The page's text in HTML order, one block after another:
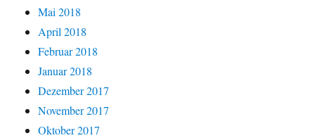
Mai 2018
April 2018
Februar 2018
Januar 2018
Dezember 2017
November 2017
Oktober 2017